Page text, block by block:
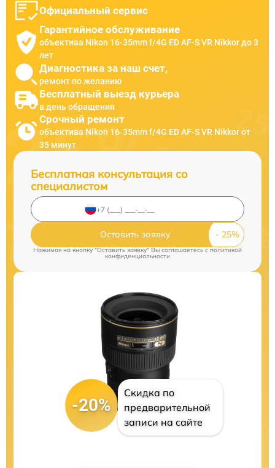
Официальный сервис
Гарантийное обслуживание
объектива Nikon 16-35mm f/4G ED AF-S VR Nikkor до 3
лет
Диагностика за наш счет,
ремонт по желанию
Бесплатный выезд курьера
в день обращения
Срочный ремонт
объектива Nikon 16-35mm f/4G ED AF-S VR Nikkor от
35 минут
Бесплатная консультация со
специалистом
Оставить заявку
Нажимая на кнопку "Оставить заявку" Вы соглашаетесь cполитикой
конфиденциальности
-20%
Скидка по
предварительной
записи на сайте